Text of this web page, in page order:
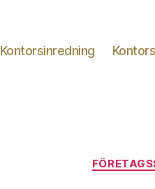
Kontorsinredning